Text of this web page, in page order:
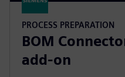
PROCESS PREPARATION
BOM
add-on